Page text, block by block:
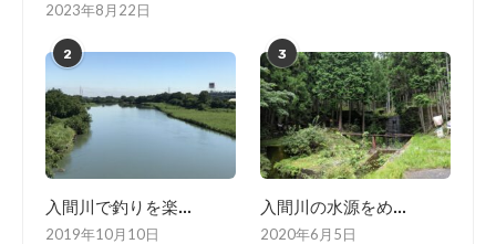
2023年8月22日
2
入間川で釣りを楽...
2019年10月10日
3
入間川の水源をめ...
2020年6月5日